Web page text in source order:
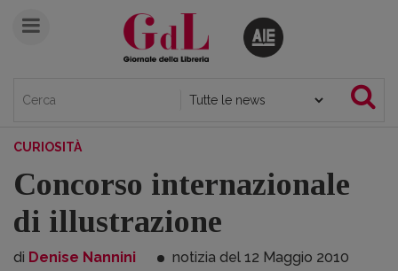
CURIOSITÀ
Concorso internazionale
di illustrazione
di Denise Nannini notizia del 12 Maggio 2010